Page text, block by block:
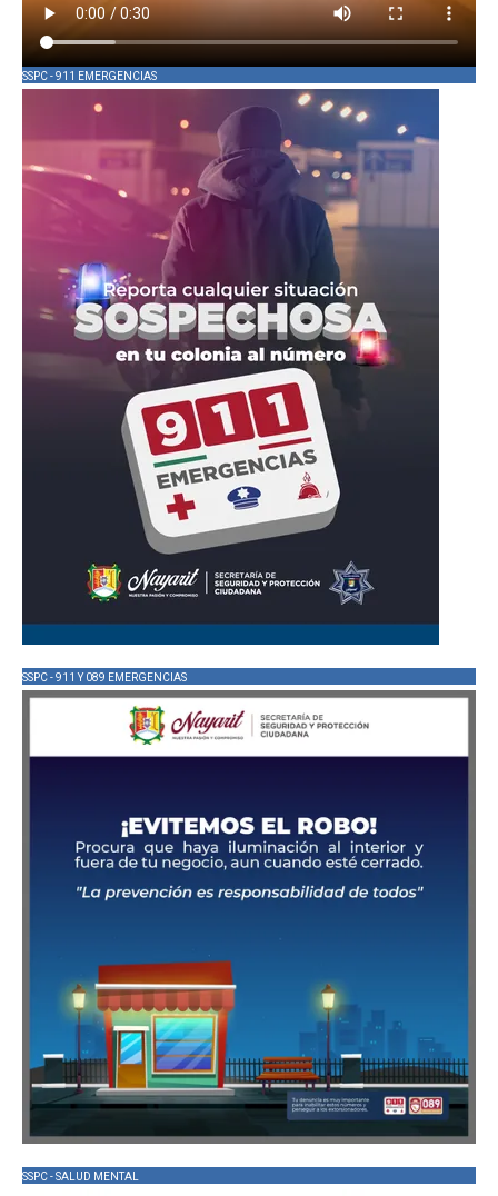
SSPC - 911 EMERGENCIAS
SSPC - 911 Y 089 EMERGENCIAS
SSPC - SALUD MENTAL